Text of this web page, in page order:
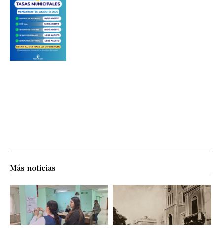
Más noticias